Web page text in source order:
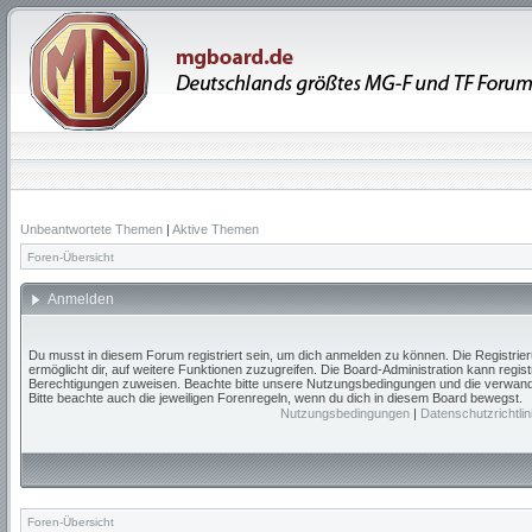
Unbeantwortete Themen | Aktive Themen
Foren-Übersicht
Anmelden
Du musst in diesem Forum registriert sein, um dich anmelden zu können. Die
ermöglicht dir, auf weitere Funktionen zuzugreifen. Die Board-Administration kann
Berechtigungen zuweisen. Beachte bitte unsere Nutzungsbedingungen und die
Bitte beachte auch die jeweiligen Forenregeln, wenn du dich in diesem Board bewegst.
Nutzungsbedingungen|
Foren-Übersicht